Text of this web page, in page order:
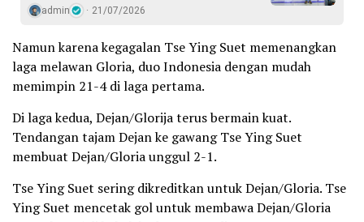
admin 21/07/2026
Namun karena kegagalan Tse Ying Suet memenangkan
laga melawan Gloria, duo Indonesia dengan mudah
memimpin 21-4 di laga pertama.
Di laga kedua, Dejan/Glorija terus bermain kuat.
Tendangan tajam Dejan ke gawang Tse Ying Suet
membuat Dejan/Gloria unggul 2-1.
Tse Ying Suet sering dikreditkan untuk Dejan/Gloria. Tse
Ying Suet mencetak gol untuk membawa Dejan/Gloria